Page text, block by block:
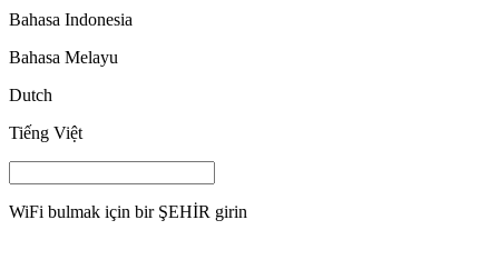
Bahasa Indonesia
Bahasa Melayu
Dutch
Tiếng Việt
WiFi bulmak için bir ŞEHİR girin